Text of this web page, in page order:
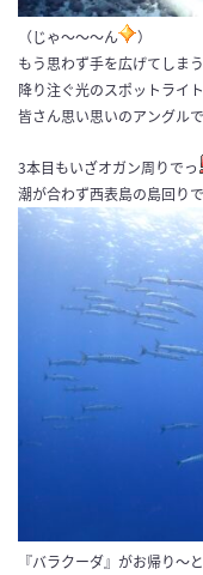
（じゃ～～～ん
）
もう思わず手を広げてしま
降り注ぐ光のスポットライト
皆さん思い思いのアングル
3本目もいざオガン周りでっ
潮が合わず西表島の島回り
『バラクーダ』がお帰り～